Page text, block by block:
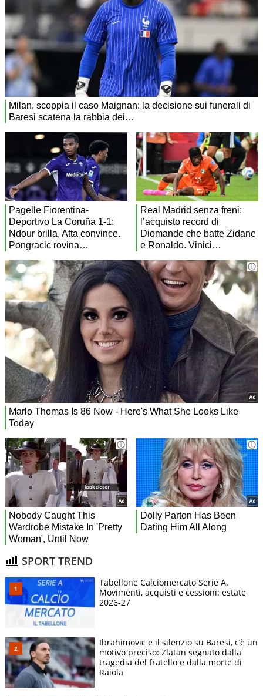
SPORT TREND
Tabellone Calciomercato Serie A.
Movimenti, acquisti e cessioni: estate
2026-27
Ibrahimovic e il silenzio su Baresi, c’è un
motivo preciso: Zlatan segnato dalla
tragedia del fratello e dalla morte di
Raiola